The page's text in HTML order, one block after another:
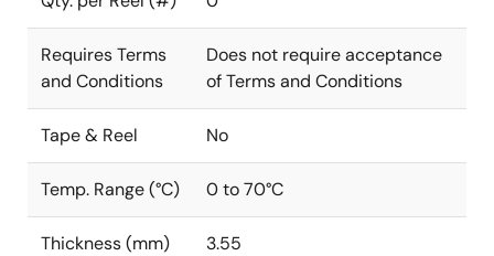
Requires Terms
and Conditions
Does not require acceptance
of Terms and Conditions
Tape & Reel No
Temp. Range (°C) 0 to 70°C
Thickness (mm) 3.55